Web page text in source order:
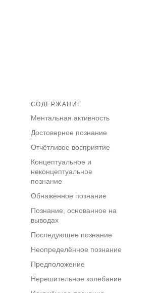
СОДЕРЖАНИЕ
Ментальная активность
Достоверное познание
Отчётливое восприятие
Концептуальное и
неконцептуальное
познание
Обнажённое познание
Познание, основанное на
выводах
Последующее познание
Неопределённое познание
Предположение
Нерешительное колебание